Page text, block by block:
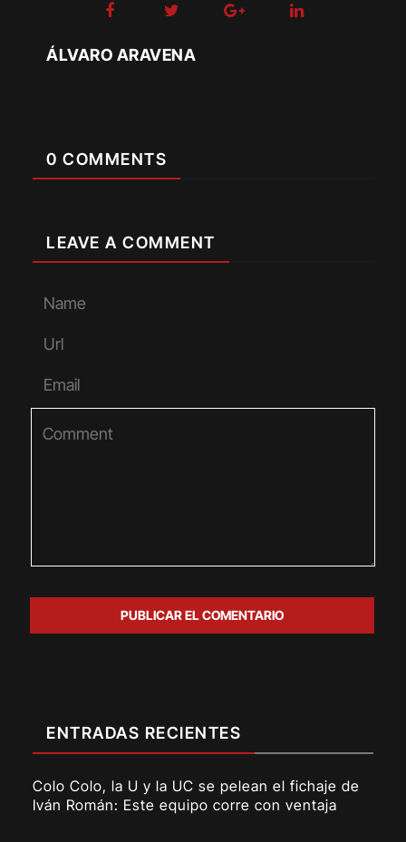
ÁLVARO ARAVENA
0 COMMENTS
LEAVE A COMMENT
ENTRADAS RECIENTES
Colo Colo, la U y la UC se pelean el fichaje de
Iván Román: Este equipo corre con ventaja